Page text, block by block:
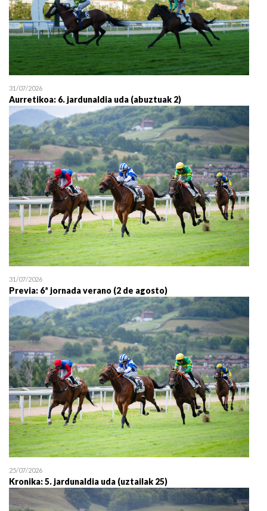
31/07/2026
Aurretikoa: 6. jardunaldia uda (abuztuak 2)
31/07/2026
Previa: 6ª jornada verano (2 de agosto)
25/07/2026
Kronika: 5. jardunaldia uda (uztailak 25)